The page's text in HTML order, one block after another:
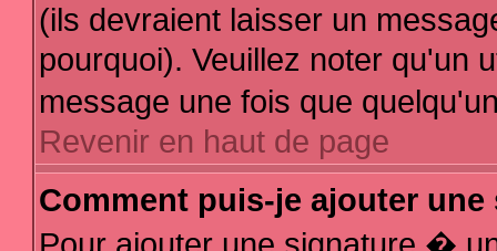
(ils devraient laisser un
pourquoi). Veuillez noter qu'un
message une fois que
Revenir en haut de page
Comment puis-je ajouter